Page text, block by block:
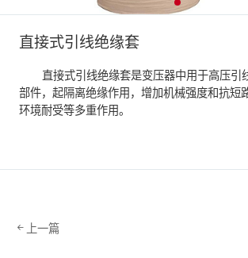
直接式引线绝缘套
直接式引线绝缘套是变压器中用于高压引
部件，起隔离绝缘作用，增加机械强度和抗短
环境耐受等多重作用。
上一篇